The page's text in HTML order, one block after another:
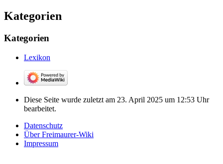
Kategorien
Kategorien
Lexikon
Diese Seite wurde zuletzt am 23. April 2025 um 12:53 Uhr
bearbeitet.
Datenschutz
Über Freimaurer-Wiki
Impressum